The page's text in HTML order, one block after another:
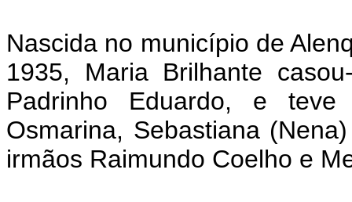
Nascida no município de
1935, Maria Brilhante
Padrinho Eduardo, e teve
Osmarina, Sebastiana
irmãos Raimundo Coelho e